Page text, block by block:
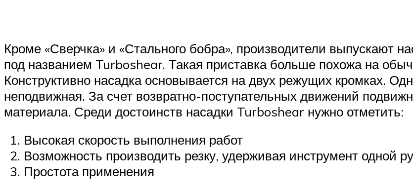
Кроме «Сверчка» и «Стального бобра», производители выпускают
под названием Turboshear. Такая приставка больше похожа на
Конструктивно насадка основывается на двух режущих кромках.
неподвижная. За счет возвратно-поступательных движений
материала. Среди достоинств насадки Turboshear нужно отметить:
Высокая скорость выполнения работ
Возможность производить резку, удерживая инструмент одной
Простота применения